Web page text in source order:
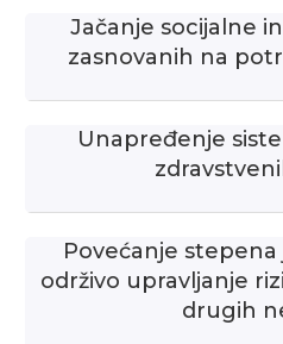
Jačanje socijalne
zasnovanih na
Unapređenje
Povećanje
održivo upravljanje
drugih